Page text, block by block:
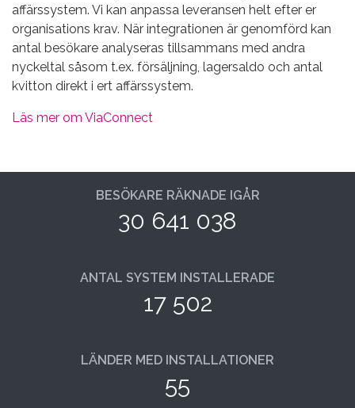
affärssystem. Vi kan anpassa leveransen helt efter er
organisations krav. När integrationen är genomförd kan
antal besökare analyseras tillsammans med andra
nyckeltal såsom t.ex. försäljning, lagersaldo och antal
kvitton direkt i ert affärssystem.
Läs mer om ViaConnect
BESÖKARE RÄKNADE IGÅR
30 641 038
ANTAL SYSTEM INSTALLERADE
17 502
LÄNDER MED INSTALLATIONER
55